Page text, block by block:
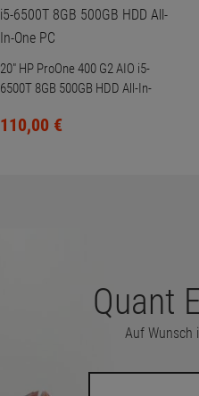
20" HP ProOne 400 G2 AIO i5-
6500T 8GB 500GB HDD All-In-
110,00 €
Quant
Auf Wunsch